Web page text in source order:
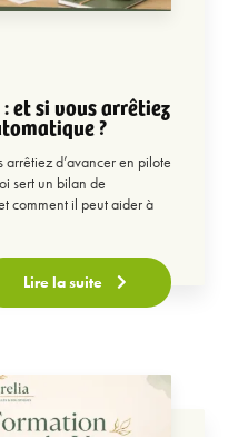
et si vous arrêtiez
?
arrêtiez d’avancer en pilote
sert un bilan de
comment il peut aider à
Lire la suite